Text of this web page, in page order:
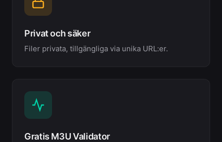
Privat och säker
Filer privata, tillgängliga via unika URL:er.
Gratis M3U Validator